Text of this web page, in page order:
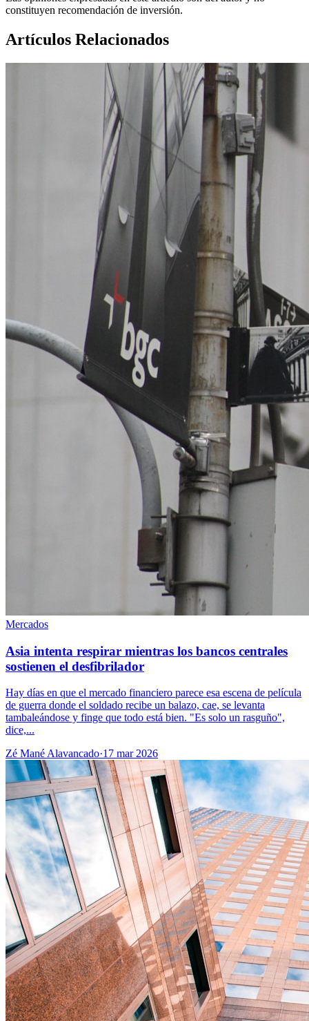
constituyen recomendación de inversión.
Artículos Relacionados
Mercados
Asia intenta respirar mientras los bancos centrales
sostienen el desfibrilador
Hay días en que el mercado financiero parece esa escena de película
de guerra donde el soldado recibe un balazo, cae, se levanta
tambaleándose y finge que todo está bien. "Es solo un rasguño",
dice,...
Zé Mané Alavancado·17 mar 2026